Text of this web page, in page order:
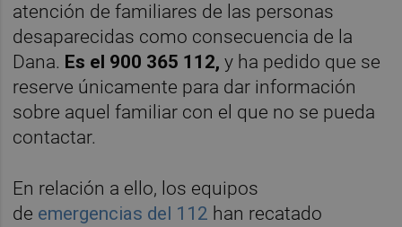
atención de familiares de las personas
desaparecidas como consecuencia de la
Dana. Es el 900 365 112,y ha pedido que se
reserve únicamente para dar información
sobre aquel familiar con el que no se pueda
contactar.
En relación a ello, los equipos
de emergencias del 112 han recatado